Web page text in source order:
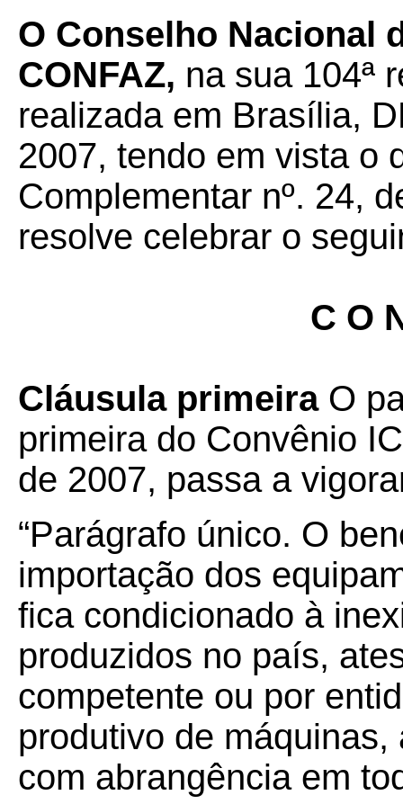
O Conselho Nacional
CONFAZ, na sua 104ª
realizada em Brasília,
2007, tendo em vista o
Complementar nº. 24,
resolve celebrar o
C O
Cláusula primeira O
primeira do Convênio
de 2007, passa a
“Parágrafo único. O
importação dos
fica condicionado à
produzidos no país,
competente ou por
produtivo de
com abrangência em